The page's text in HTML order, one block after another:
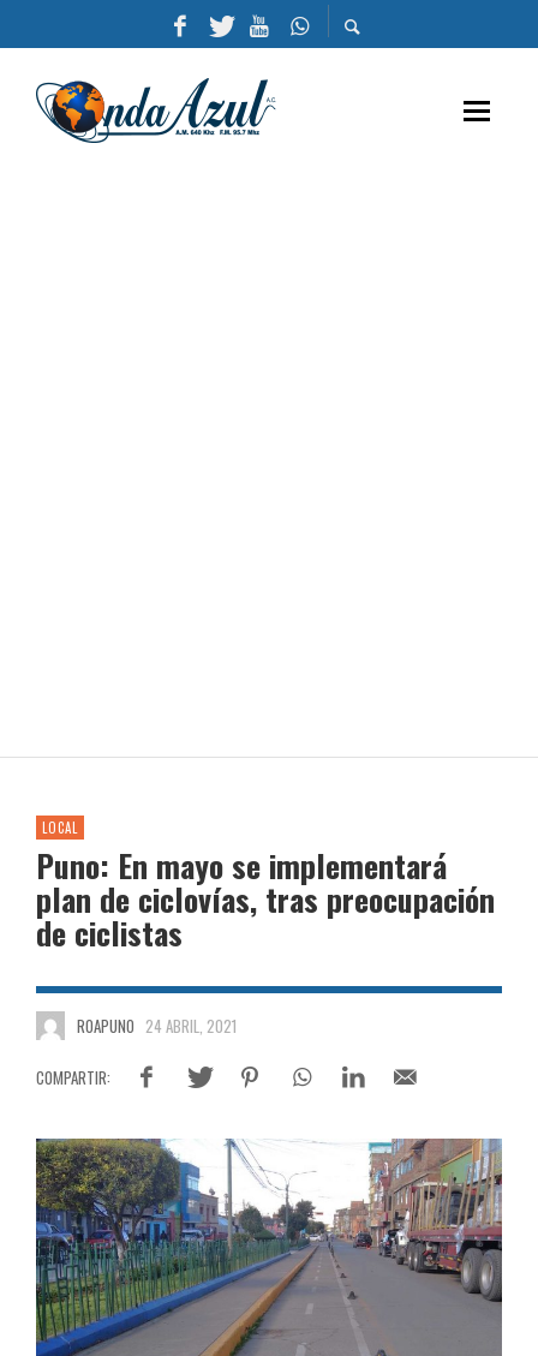
LOCAL
Puno: En mayo se implementará
plan de ciclovías, tras preocupación
de ciclistas
ROAPUNO 24 ABRIL, 2021